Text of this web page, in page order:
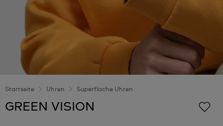
Startseite Uhren Superflache Uhren
GREEN VISION